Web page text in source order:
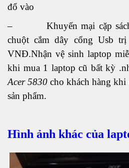
đổ vào
– Khuyến mại cặp sách
chuột cắm dây cổng Usb
VNĐ.Nhận vệ sinh laptop
khi mua 1 laptop cũ bất kỳ
Acer 5830 cho khách hàng
sản phẩm.
Hình ảnh khác của